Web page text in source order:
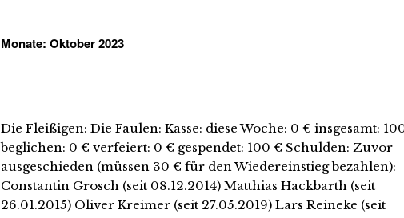
Monate: Oktober 2023
Die Fleißigen: Die Faulen: Kasse: diese Woche: 0 € insgesamt:
beglichen: 0 € verfeiert: 0 € gespendet: 100 € Schulden: Zuvor
ausgeschieden (müssen 30 € für den Wiedereinstieg bezahlen):
Constantin Grosch (seit 08.12.2014) Matthias Hackbarth (seit
26.01.2015) Oliver Kreimer (seit 27.05.2019) Lars Reineke (seit